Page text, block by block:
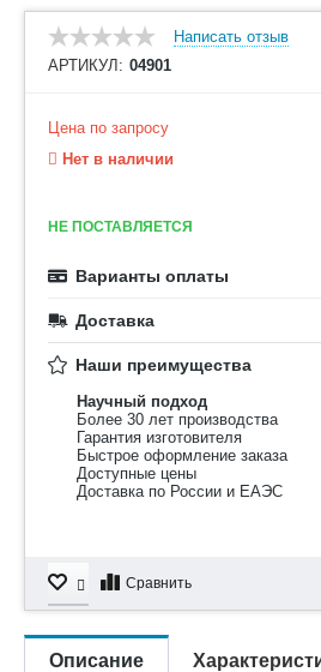
Написать отзыв
АРТИКУЛ: 04901
Цена по запросу
Нет в наличии
НЕ ПОСТАВЛЯЕТСЯ
Варианты оплаты
Доставка
Наши преимущества
Научный подход
Более 30 лет производства
Гарантия изготовителя
Быстрое оформление заказа
Доступные цены
Доставка по России и ЕАЭС
Сравнить
Описание